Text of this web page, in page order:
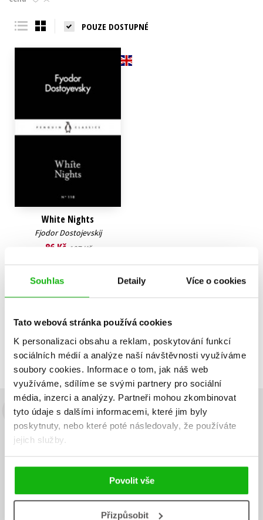
Souhlas Detaily Více o cookies
Tato webová stránka používá cookies
K personalizaci obsahu a reklam, poskytování funkcí
sociálních médií a analýze naší návštěvnosti využíváme
soubory cookies. Informace o tom, jak náš web
využíváme, sdílíme se svými partnery pro sociální
média, inzerci a analýzy. Partneři mohou zkombinovat
tyto údaje s dalšími informacemi, které jim byly
poskytnuty, nebo které poté následovaly, že používáte
jejich služby.
Povolit vše
Přizpůsobit
Young adult (SK)
POUZE DOSTUPNÉ
White Nights
Fjodor Dostojevskij
86 Kč 107 Kč
Zobraz záznamů
Předchozí 1 Další
Budete to vědět jako první!
Zajímá Vás, jaký knižní hit právě vychází, na jaké zboží je výhodná
mailových novineksouhlasíte se zpracováním osobních údajů.
mailová
adresa
mailová
adresa
Vaše e-mailová adresa Přihlásit se